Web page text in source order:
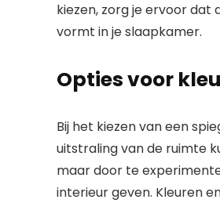
kiezen, zorg je ervoor
vormt in je slaapkamer.
Opties voor
Bij het kiezen van een
uitstraling van de ruimte
maar door te
interieur geven. Kleuren